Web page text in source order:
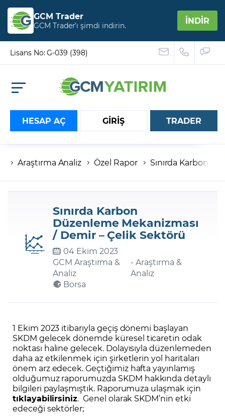
GCM Trader
GCM Trader’ı şimdi indirin. İNDİR
Lisans No: G-039 (398)
HESAP AÇ GİRİŞ
Hesap numaranız
Şifreniz
Şifremi Unuttum
TRADER
Araştırma Analiz Özel Rapor Sınırda Karbon
Sınırda Karbon
Düzenleme Mekanizması
/ Demir – Çelik Sektörü
04 Ekim 2023
GCM Araştırma &
Analiz
- Araştırma &
Analiz
Borsa
1 Ekim 2023 itibarıyla geçiş dönemi başlayan
SKDM gelecek dönemde küresel ticaretin odak
noktası haline gelecek. Dolayısıyla düzenlemeden
daha az etkilenmek için şirketlerin yol haritaları
önem arz edecek. Geçtiğimiz hafta yayınlamış
olduğumuz raporumuzda SKDM hakkında detaylı
bilgileri paylaşmıştık. Raporumuza ulaşmak için
tıklayabilirsiniz. Genel olarak SKDM’nin etki
edeceği sektörler;